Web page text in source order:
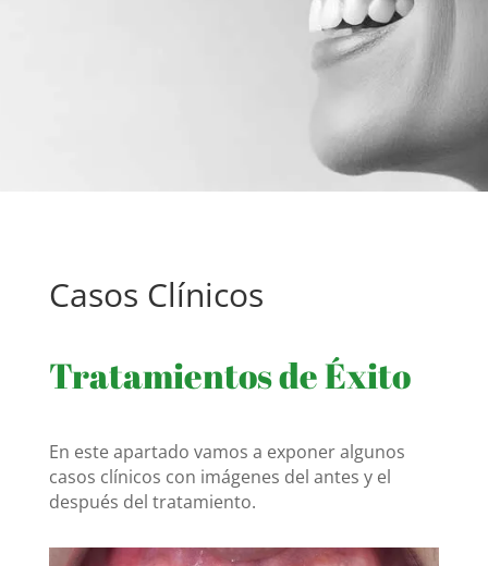
Casos Clínicos
Tratamientos de Éxito
En este apartado vamos a exponer algunos
casos clínicos con imágenes del antes y el
después del tratamiento.